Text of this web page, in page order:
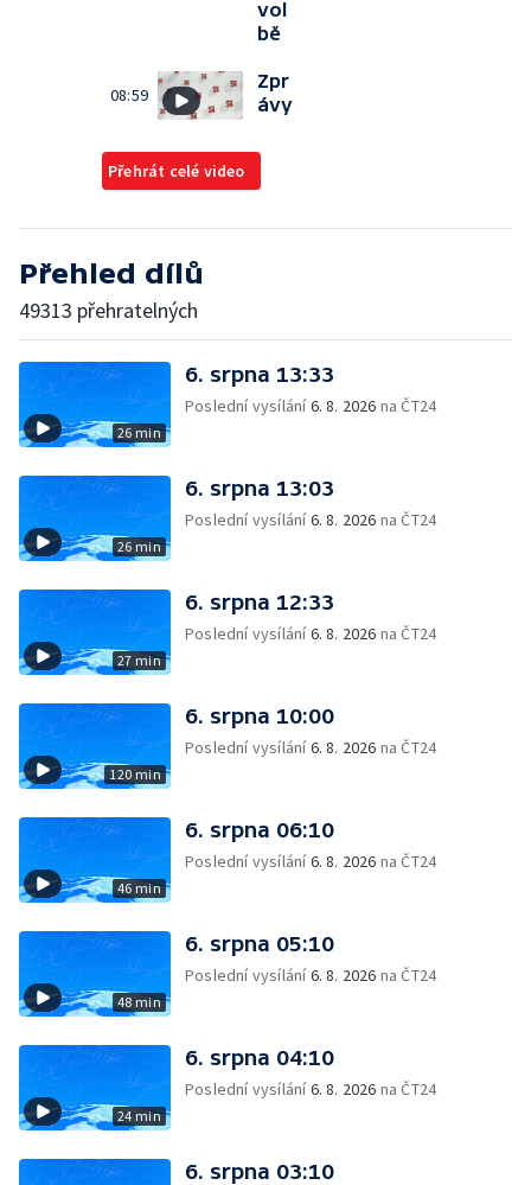
vol
bě
08:59
Zpr
ávy
Přehrát celé video
Přehled dílů
49313 přehratelných
26 min
6. srpna 13:33
Poslední vysílání6. 8. 2026 na ČT24
26 min
6. srpna 13:03
Poslední vysílání6. 8. 2026 na ČT24
27 min
6. srpna 12:33
Poslední vysílání6. 8. 2026 na ČT24
120 min
6. srpna 10:00
Poslední vysílání6. 8. 2026 na ČT24
46 min
6. srpna 06:10
Poslední vysílání6. 8. 2026 na ČT24
48 min
6. srpna 05:10
Poslední vysílání6. 8. 2026 na ČT24
24 min
6. srpna 04:10
Poslední vysílání6. 8. 2026 na ČT24
6. srpna 03:10